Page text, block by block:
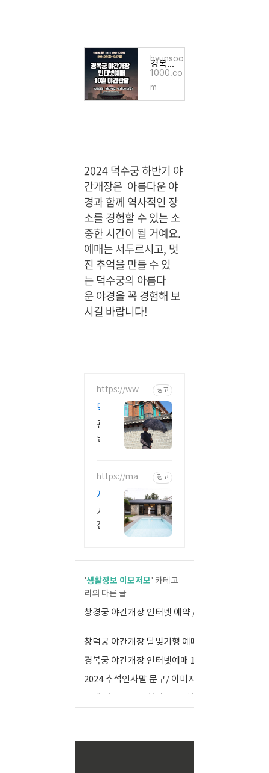
경복궁 야간개장 인터넷예매 10월 야간관람 경복궁 주요명소
hyunsoo
1000.co
m
2024 덕수궁 하반기 야
간개장은 아름다운 야
경과 함께 역사적인 장
소를 경험할 수 있는 소
중한 시간이 될 거예요.
예매는 서두르시고, 멋
진 추억을 만들 수 있
는덕수궁의 아름다
운 야경을 꼭 경험해 보
시길 바랍니다!
https://www.
timecrossing.
kr
광고
덕
수
궁
코
드
명
Y
관
람
여
형!
한
제
정
으
로
장
배
우
함
https://map.n
aver.com/p/e
ntry/place/11
04923273
광고
제
주
완
쁜
감
성
빌
라
대
문
을
여
순
사
진
로
가
한
쁜
풀
라
독
채,
'생활정보 이모저모' 카테고
리의 다른 글